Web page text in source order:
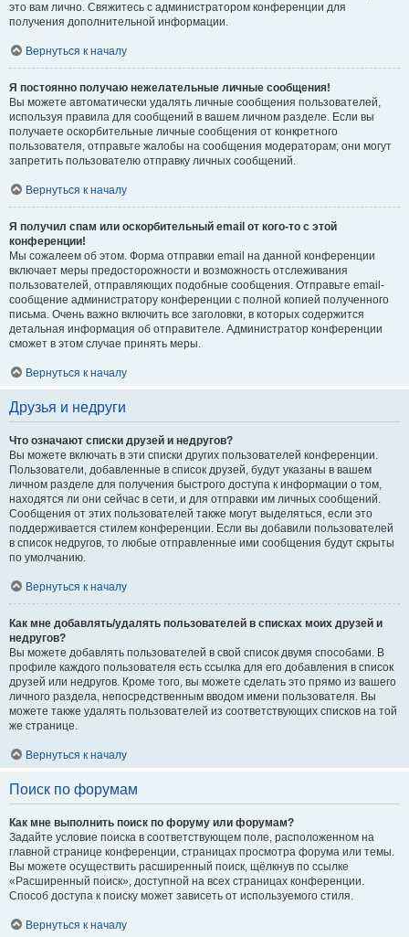
это вам лично. Свяжитесь с администратором конференции для
получения дополнительной информации.
Вернуться к началу
Я постоянно получаю нежелательные личные сообщения!
Вы можете автоматически удалять личные сообщения пользователей,
используя правила для сообщений в вашем личном разделе. Если вы
получаете оскорбительные личные сообщения от конкретного
пользователя, отправьте жалобы на сообщения модераторам; они могут
запретить пользователю отправку личных сообщений.
Вернуться к началу
Я получил спам или оскорбительный email от кого-то с этой
конференции!
Мы сожалеем об этом. Форма отправки email на данной конференции
включает меры предосторожности и возможность отслеживания
пользователей, отправляющих подобные сообщения. Отправьте email-
сообщение администратору конференции с полной копией полученного
письма. Очень важно включить все заголовки, в которых содержится
детальная информация об отправителе. Администратор конференции
сможет в этом случае принять меры.
Вернуться к началу
Друзья и недруги
Что означают списки друзей и недругов?
Вы можете включать в эти списки других пользователей конференции.
Пользователи, добавленные в список друзей, будут указаны в вашем
личном разделе для получения быстрого доступа к информации о том,
находятся ли они сейчас в сети, и для отправки им личных сообщений.
Сообщения от этих пользователей также могут выделяться, если это
поддерживается стилем конференции. Если вы добавили пользователей
в список недругов, то любые отправленные ими сообщения будут скрыты
по умолчанию.
Вернуться к началу
Как мне добавлять/удалять пользователей в списках моих друзей и
недругов?
Вы можете добавлять пользователей в свой список двумя способами. В
профиле каждого пользователя есть ссылка для его добавления в список
друзей или недругов. Кроме того, вы можете сделать это прямо из вашего
личного раздела, непосредственным вводом имени пользователя. Вы
можете также удалять пользователей из соответствующих списков на той
же странице.
Вернуться к началу
Поиск по форумам
Как мне выполнить поиск по форуму или форумам?
Задайте условие поиска в соответствующем поле, расположенном на
главной странице конференции, страницах просмотра форума или темы.
Вы можете осуществить расширенный поиск, щёлкнув по ссылке
«Расширенный поиск», доступной на всех страницах конференции.
Способ доступа к поиску может зависеть от используемого стиля.
Вернуться к началу